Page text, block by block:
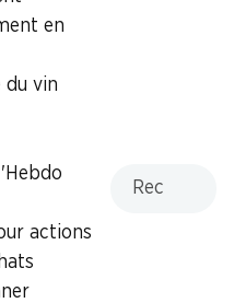
en
du vin
actions